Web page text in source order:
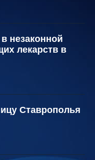
незаконной
лекарств в
Ставрополья